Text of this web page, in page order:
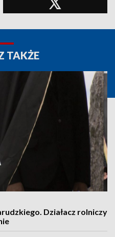
TAKŻE
Działacz rolniczy